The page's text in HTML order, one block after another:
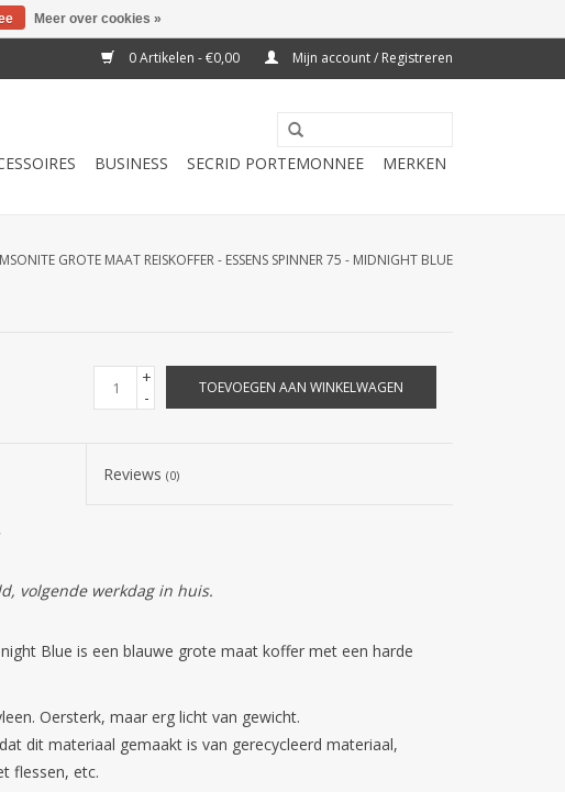
0 Artikelen - €0,00 Mijn account / Registreren
BUSINESS SECRID PORTEMONNEE MERKEN
GROTE MAAT REISKOFFER - ESSENS SPINNER 75 - MIDNIGHT BLUE
+
-
TOEVOEGEN AAN WINKELWAGEN
Reviews(0)
volgende werkdag in huis.
Blue is een blauwe grote maat koffer met een harde
Oersterk, maar erg licht van gewicht.
dit materiaal gemaakt is van gerecycleerd materiaal,
flessen, etc.
Meer over cookies »